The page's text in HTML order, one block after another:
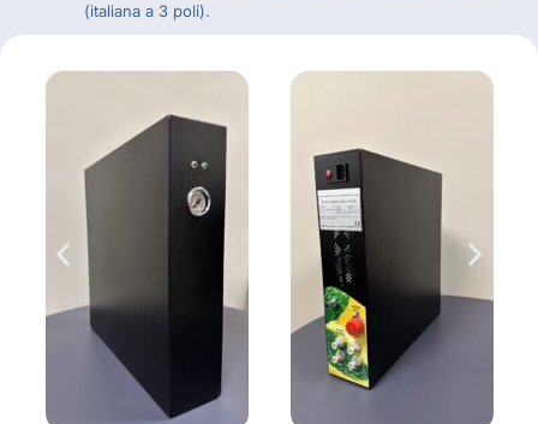
(italiana a 3 poli).